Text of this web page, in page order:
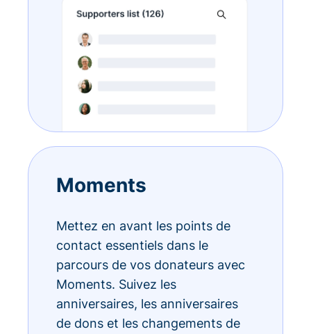
Moments
Mettez en avant les points de
contact essentiels dans le
parcours de vos donateurs avec
Moments. Suivez les
anniversaires, les anniversaires
de dons et les changements de